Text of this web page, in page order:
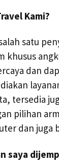
Kami?
satu
khusus
dan
tersedia
pilihan
dan juga
saya